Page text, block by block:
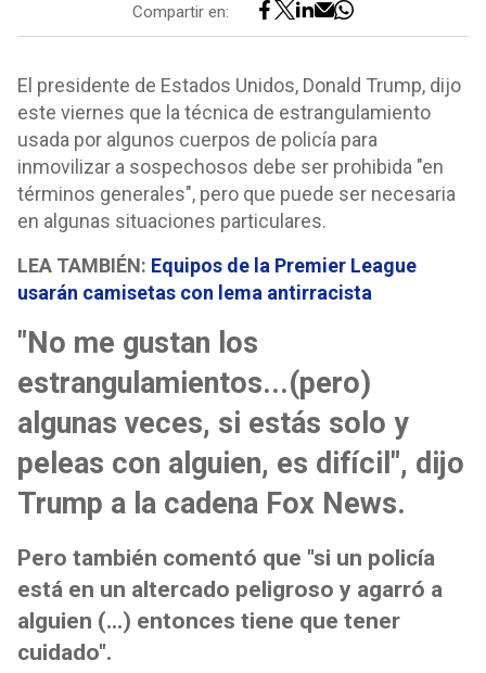
Compartir en:
El presidente de Estados Unidos, Donald Trump, dijo
este viernes que la técnica de estrangulamiento
usada por algunos cuerpos de policía para
inmovilizar a sospechosos debe ser prohibida "en
términos generales", pero que puede ser necesaria
en algunas situaciones particulares.
LEA TAMBIÉN: Equipos de la Premier League
usarán camisetas con lema antirracista
"No me gustan los
estrangulamientos...(pero)
algunas veces, si estás solo y
peleas con alguien, es difícil", dijo
Trump a la cadena Fox News.
Pero también comentó que "si un policía
está en un altercado peligroso y agarró a
alguien (...) entonces tiene que tener
cuidado".